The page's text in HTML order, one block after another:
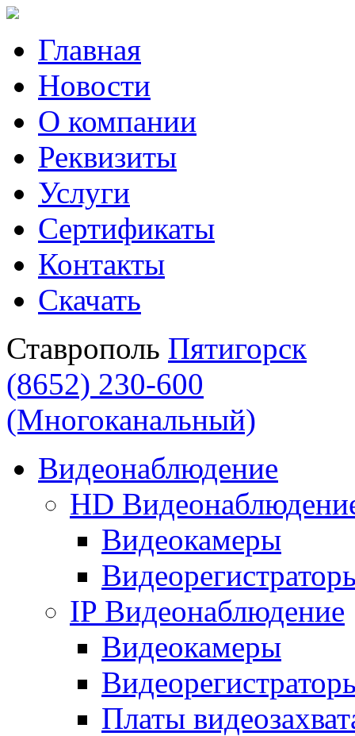
Главная
Новости
О компании
Реквизиты
Услуги
Сертификаты
Контакты
Скачать
Ставрополь Пятигорск
(8652) 230-600
(Многоканальный)
Видеонаблюдение
HD
Видеокамеры
IP Видеонаблюдение
Видеокамеры
Платы